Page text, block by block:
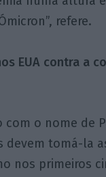
refere.
EUA contra a
o nome de
devem tomá-la
nos primeiros